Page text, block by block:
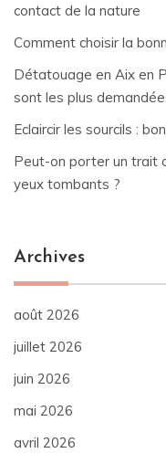
contact de la nature
Comment choisir la
Détatouage en Aix en
sont les plus
Eclaircir les sourcils :
Peut-on porter un trait
yeux tombants ?
Archives
août 2026
juillet 2026
juin 2026
mai 2026
avril 2026